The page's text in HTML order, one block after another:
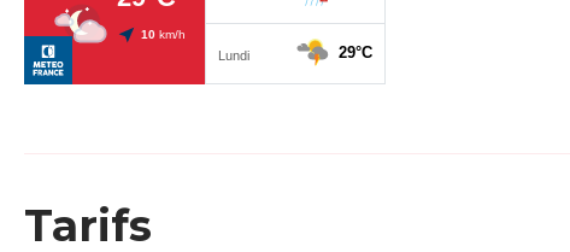
Tarifs